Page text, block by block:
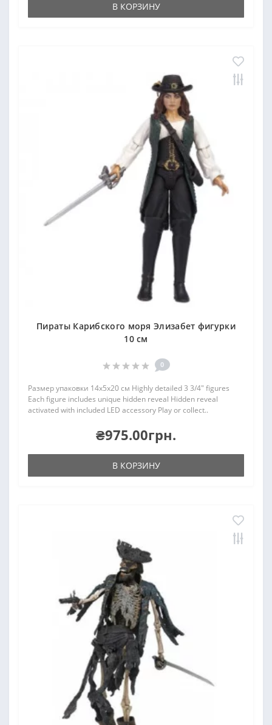
В КОРЗИНУ
Пираты Карибского моря Элизабет фигурки
10 см
0
Размер упаковки 14х5х20 см Highly detailed 3 3/4" figures
Each figure includes unique hidden reveal Hidden reveal
activated with included LED accessory Play or collect..
₴975.00грн.
В КОРЗИНУ